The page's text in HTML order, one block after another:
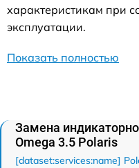
характеристикам при
эксплуатации.
Показать полностью
Замена
Omega 3.5 Polaris
[dataset:services:name]